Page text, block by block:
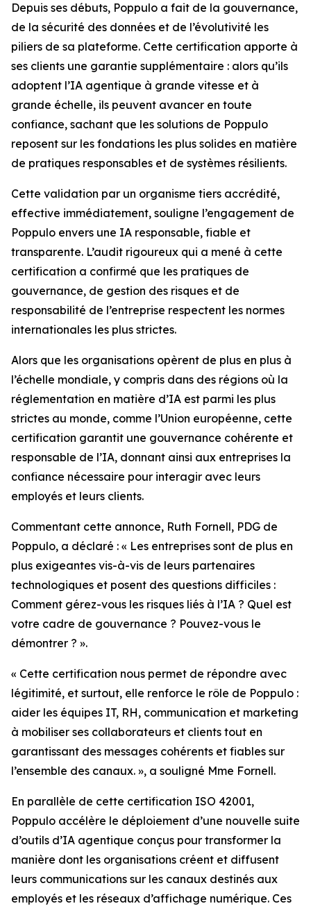
Depuis ses débuts, Poppulo a fait de la gouvernance,
de la sécurité des données et de l’évolutivité les
piliers de sa plateforme. Cette certification apporte à
ses clients une garantie supplémentaire : alors qu’ils
adoptent l’IA agentique à grande vitesse et à
grande échelle, ils peuvent avancer en toute
confiance, sachant que les solutions de Poppulo
reposent sur les fondations les plus solides en matière
de pratiques responsables et de systèmes résilients.
Cette validation par un organisme tiers accrédité,
effective immédiatement, souligne l’engagement de
Poppulo envers une IA responsable, fiable et
transparente. L’audit rigoureux qui a mené à cette
certification a confirmé que les pratiques de
gouvernance, de gestion des risques et de
responsabilité de l’entreprise respectent les normes
internationales les plus strictes.
Alors que les organisations opèrent de plus en plus à
l’échelle mondiale, y compris dans des régions où la
réglementation en matière d’IA est parmi les plus
strictes au monde, comme l’Union européenne, cette
certification garantit une gouvernance cohérente et
responsable de l’IA, donnant ainsi aux entreprises la
confiance nécessaire pour interagir avec leurs
employés et leurs clients.
Commentant cette annonce, Ruth Fornell, PDG de
Poppulo, a déclaré : « Les entreprises sont de plus en
plus exigeantes vis-à-vis de leurs partenaires
technologiques et posent des questions difficiles :
Comment gérez-vous les risques liés à l’IA ? Quel est
votre cadre de gouvernance ? Pouvez-vous le
démontrer ? ».
« Cette certification nous permet de répondre avec
légitimité, et surtout, elle renforce le rôle de Poppulo :
aider les équipes IT, RH, communication et marketing
à mobiliser ses collaborateurs et clients tout en
garantissant des messages cohérents et fiables sur
l’ensemble des canaux. », a souligné Mme Fornell.
En parallèle de cette certification ISO 42001,
Poppulo accélère le déploiement d’une nouvelle suite
d’outils d’IA agentique conçus pour transformer la
manière dont les organisations créent et diffusent
leurs communications sur les canaux destinés aux
employés et les réseaux d’affichage numérique. Ces